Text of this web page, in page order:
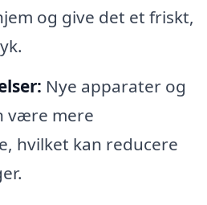
og give det et friskt,
Nye apparater og
være mere
hvilket kan reducere